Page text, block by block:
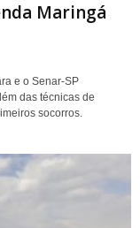
Maringá
e o Senar-SP
das técnicas de
socorros.